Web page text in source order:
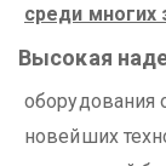
среди многих
Высокая
оборудования
новейших